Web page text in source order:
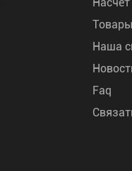
Товары
Наша
Faq